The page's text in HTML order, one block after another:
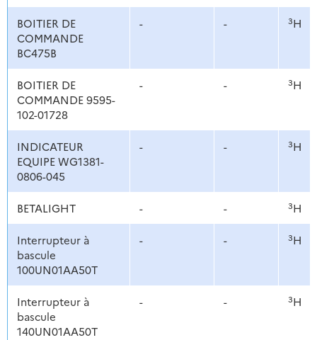
BOITIER DE
COMMANDE
BC475B
- - 3H
BOITIER DE
COMMANDE 9595-
102-01728
- - 3H
INDICATEUR
EQUIPE WG1381-
0806-045
- - 3H
BETALIGHT - - 3H
Interrupteur à
bascule
100UN01AA50T
- - 3H
Interrupteur à
bascule
140UN01AA50T
- - 3H